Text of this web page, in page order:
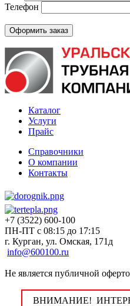
Телефон
Каталог
Услуги
Прайс
Справочники
О компании
Контакты
+7 (3522) 600-100
ПН-ПТ с 08:15 до 17:15
г. Курган, ул. Омская, 171д
info@600100.ru
Не является публичной
ВНИМАНИЕ!